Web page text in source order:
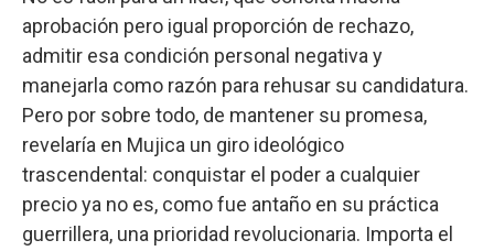
aprobación pero igual proporción de rechazo,
admitir esa condición personal negativa y
manejarla como razón para rehusar su candidatura.
Pero por sobre todo, de mantener su promesa,
revelaría en Mujica un giro ideológico
trascendental: conquistar el poder a cualquier
precio ya no es, como fue antaño en su práctica
guerrillera, una prioridad revolucionaria. Importa el